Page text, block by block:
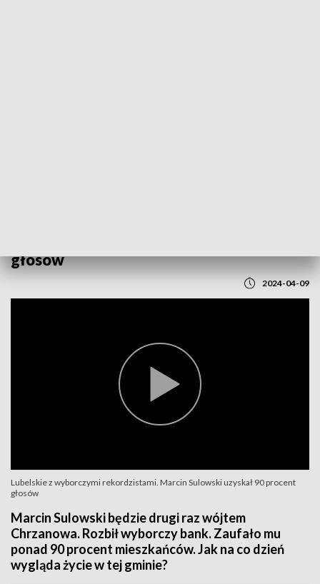
głosów
2024-04-09
Lubelskie z wyborczymi rekordzistami. Marcin Sulowski uzyskał 90 procent
głosów
Marcin Sulowski będzie drugi raz wójtem
Chrzanowa. Rozbił wyborczy bank. Zaufało mu
ponad 90 procent mieszkańców. Jak na co dzień
wygląda życie w tej gminie?